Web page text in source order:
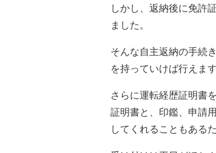
しかし、返納後に免許
ました。
そんな自主返納の手続
を持っていけば行えます
さらに運転経歴証明書
証明書と、印鑑、申請
してくれることもある